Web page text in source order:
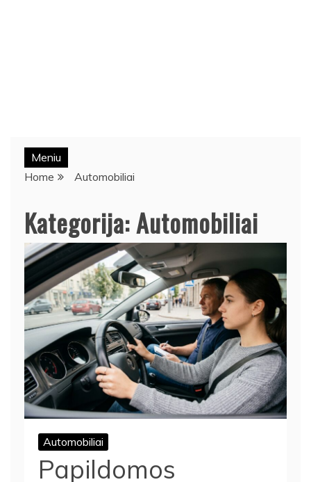
Meniu
Home
Automobiliai
Kategorija:Automobiliai
Automobiliai
Papildomos